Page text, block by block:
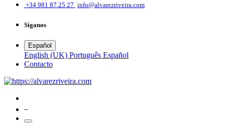
+34 981 87 25 27 info@alvarezriveira.com
Síganos
Español
English (UK) Português Español
​Contacto